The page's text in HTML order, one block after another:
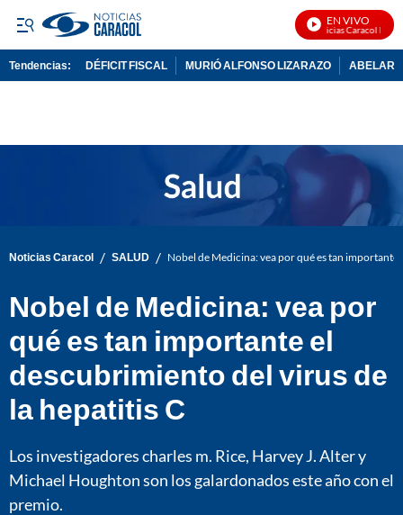
EN VIVO
Noticias Caracol En
Tendencias: DÉFICIT FISCAL MURIÓ ALFONSO LIZARAZO
Noticias Caracol / SALUD / Nobel de Medicina: vea por qué es tan
Nobel de Medicina: vea por
qué es tan importante el
descubrimiento del virus de
la hepatitis C
Los investigadores charles m. Rice, Harvey J. Alter y
Michael Houghton son los galardonados este año con el
premio.